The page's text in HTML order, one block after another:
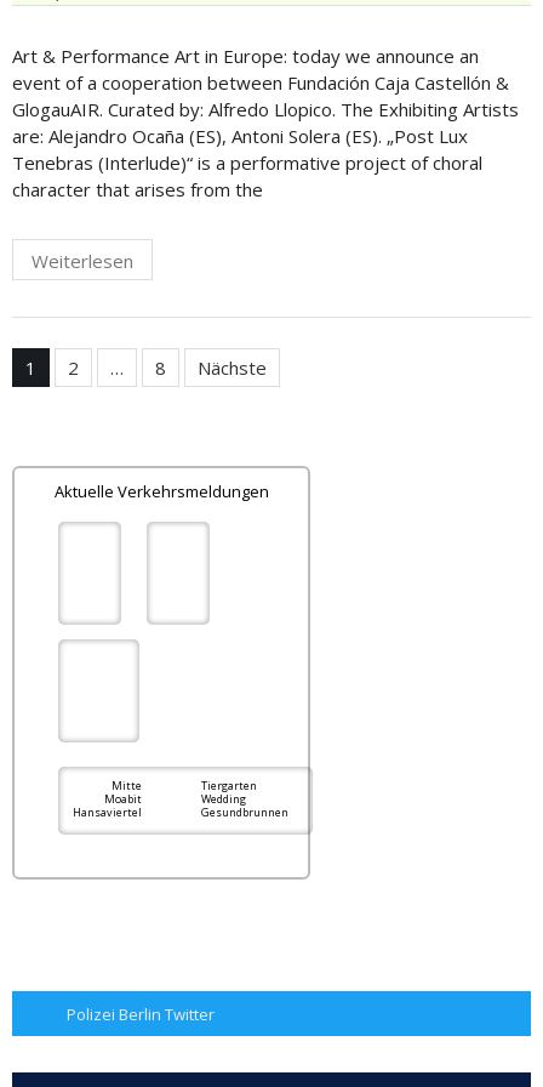
Art & Performance Art in Europe: today we announce an
event of a cooperation between Fundación Caja Castellón &
GlogauAIR. Curated by: Alfredo Llopico. The Exhibiting Artists
are: Alejandro Ocaña (ES), Antoni Solera (ES). „Post Lux
Tenebras (Interlude)“ is a performative project of choral
character that arises from the
Weiterlesen
Seitennummerierung
Beiträge
1 2 … 8 Nächste
Aktuelle Verkehrsmeldungen
Mitte
Moabit
Hansaviertel
Tiergarten
Wedding
Gesundbrunnen
Polizei Berlin Twitter